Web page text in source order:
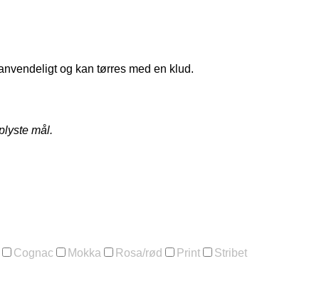
og kan tørres med en klud.
mål.
Cognac Mokka Rosa/rød Print Stribet